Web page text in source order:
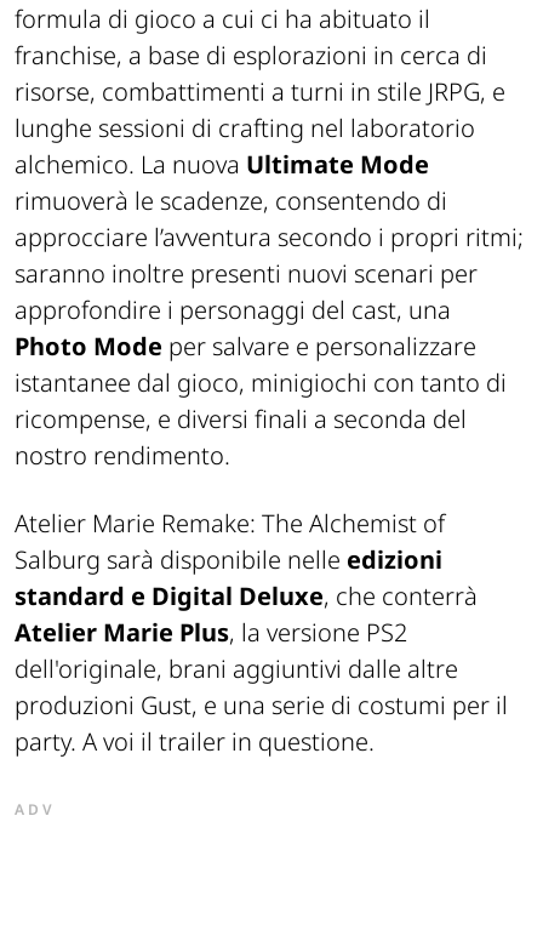
formula di gioco a cui ci ha abituato il
franchise, a base di esplorazioni in cerca di
risorse, combattimenti a turni in stile JRPG, e
lunghe sessioni di crafting nel laboratorio
alchemico. La nuova Ultimate Mode
rimuoverà le scadenze, consentendo di
approcciare l’avventura secondo i propri ritmi;
saranno inoltre presenti nuovi scenari per
approfondire i personaggi del cast, una
Photo Mode per salvare e personalizzare
istantanee dal gioco, minigiochi con tanto di
ricompense, e diversi finali a seconda del
nostro rendimento.
Atelier Marie Remake: The Alchemist of
Salburg sarà disponibile nelle edizioni
standard e Digital Deluxe, che conterrà
Atelier Marie Plus, la versione PS2
dell'originale, brani aggiuntivi dalle altre
produzioni Gust, e una serie di costumi per il
party. A voi il trailer in questione.
ADV